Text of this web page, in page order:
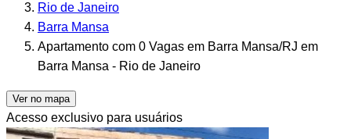
Rio de Janeiro
Barra Mansa
Apartamento com 0 Vagas em Barra Mansa/RJ em
Barra Mansa - Rio de Janeiro
Ver no mapa
Acesso exclusivo para usuários